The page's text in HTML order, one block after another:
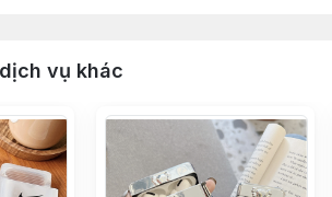
website Casetosy Việt Nam
vụ khác